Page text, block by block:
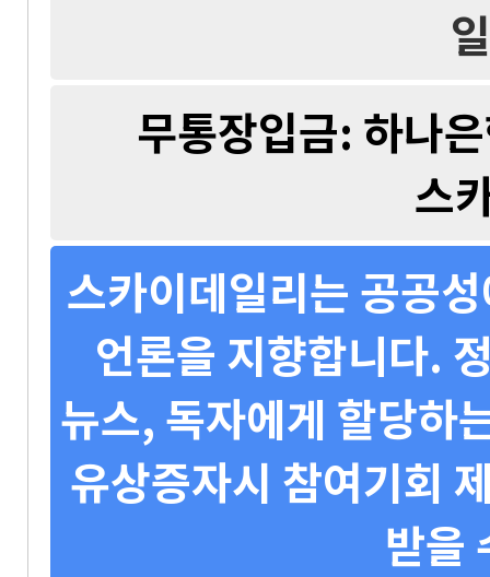
무통장입금: 하나
스
스카이데일리는 공공
언론을 지향합니다.
뉴스, 독자에게 할당하
유상증자시 참여기회
받을